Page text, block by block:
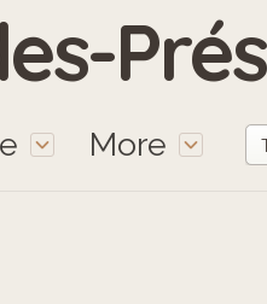
Prés
More